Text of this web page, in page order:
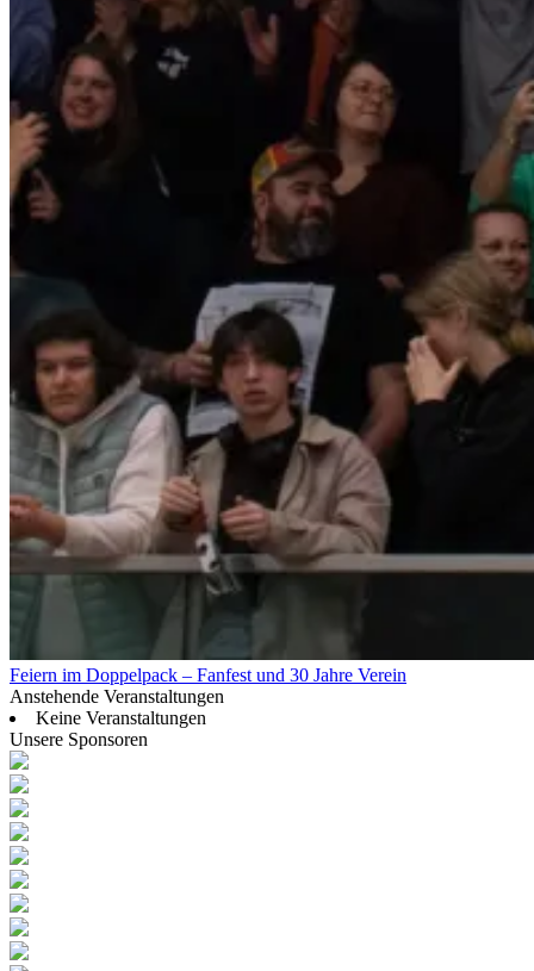
Feiern im Doppelpack – Fanfest und 30 Jahre Verein
Anstehende Veranstaltungen
Keine Veranstaltungen
Unsere Sponsoren